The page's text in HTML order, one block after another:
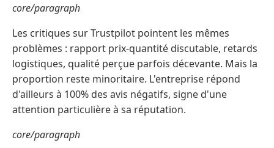
core/paragraph
Les critiques sur Trustpilot pointent les mêmes
problèmes : rapport prix-quantité discutable, retards
logistiques, qualité perçue parfois décevante. Mais la
proportion reste minoritaire. L'entreprise répond
d'ailleurs à 100% des avis négatifs, signe d'une
attention particulière à sa réputation.
core/paragraph